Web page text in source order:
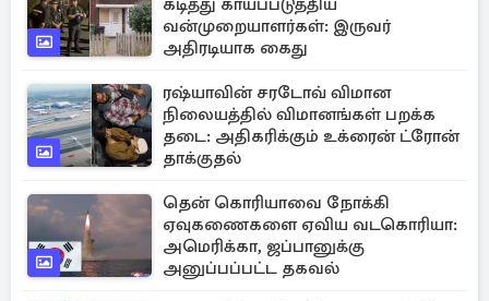
கடித்து காயப்படுத்திய
வன்முறையாளர்கள்: இருவர்
அதிரடியாக கைது
ரஷ்யாவின் சரடோவ் விமான
நிலையத்தில் விமானங்கள் பறக்க
தடை: அதிகரிக்கும் உக்ரைன் ட்ரோன்
தாக்குதல்
தென் கொரியாவை நோக்கி
ஏவுகணைகளை ஏவிய வடகொரியா:
அமெரிக்கா, ஜப்பானுக்கு
அனுப்பப்பட்ட தகவல்